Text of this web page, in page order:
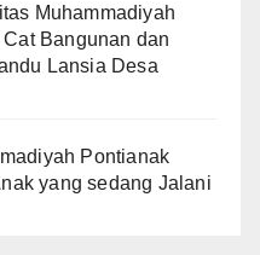
Muhammadiyah
Bangunan dan
Lansia Desa
Pontianak
yang sedang Jalani